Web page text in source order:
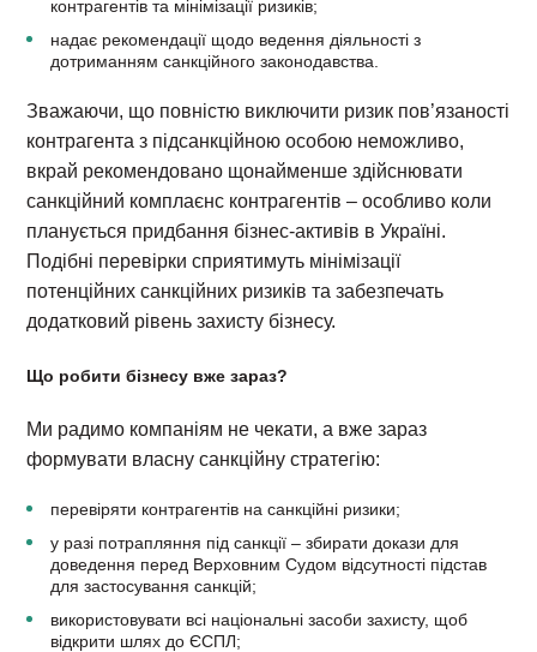
контрагентів та мінімізації ризиків;
надає рекомендації щодо ведення діяльності з
дотриманням санкційного законодавства.
Зважаючи, що повністю виключити ризик пов’язаності
контрагента з підсанкційною особою неможливо,
вкрай рекомендовано щонайменше здійснювати
санкційний комплаєнс контрагентів – особливо коли
планується придбання бізнес-активів в Україні.
Подібні перевірки сприятимуть мінімізації
потенційних санкційних ризиків та забезпечать
додатковий рівень захисту бізнесу.
Що робити бізнесу вже зараз?
Ми радимо компаніям не чекати, а вже зараз
формувати власну санкційну стратегію:
перевіряти контрагентів на санкційні ризики;
у разі потрапляння під санкції – збирати докази для
доведення перед Верховним Судом відсутності підстав
для застосування санкцій;
використовувати всі національні засоби захисту, щоб
відкрити шлях до ЄСПЛ;